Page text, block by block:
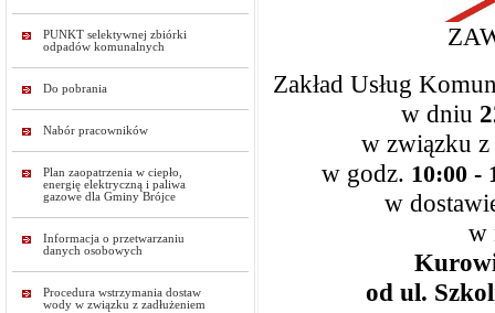
PUNKT selektywnej zbiórki
odpadów komunalnych
Do pobrania
Nabór pracowników
Plan zaopatrzenia w ciepło,
energię elektryczną i paliwa
gazowe dla Gminy Brójce
Informacja o przetwarzaniu
danych osobowych
Procedura wstrzymania dostaw
wody w związku z zadłużeniem
Zakład Usług
w dniu
w związku z
w godz. 10:00 -
w
w
od ul.